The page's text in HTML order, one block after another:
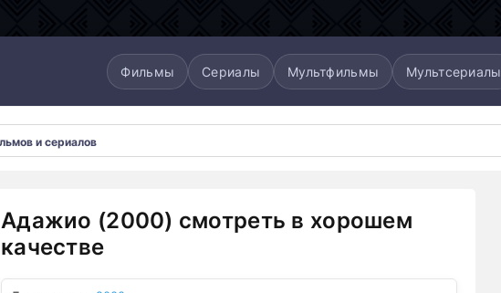
Фильмы Сериалы Мультфильмы Мультсериалы
Адажио (2000) смотреть в хорошем
качестве